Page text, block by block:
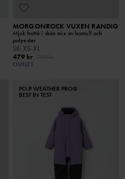
MORGONROCK VUXEN RANDIG
Mjuk frotté i skön mix av bomull och
polyester
Stl: XS-XL
479 kr
OUTLET
PO.P WEATHER PRO®
BEST IN TEST